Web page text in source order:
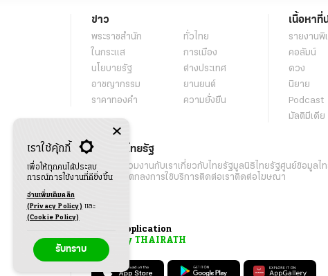
ข่าว
พระราชสำนัก
ทั่วไทย
ในกระแส
การเมือง
นโยบายรัฐ
ต่างประเทศ
อาชญากรรม
ยานยนต์
ราคาทองคำ
ความยั่งยืน
เนื้อหาที่
รายงานพิ
คอลัมน์
ดวง
นิยาย
Podcast
มัลติมีเดีย
เกี่ยวกับไทยรัฐ
กิจกรรม ร่วมงานกับเราเกี่ยวกับไทยรัฐมูลนิธิไทยรัฐศูนย์ข้อมูลไ
เงื่อนไขข้อตกลงการใช้บริการติดต่อเราติดต่อโฆษณา
Application
My THAIRATH
เราใช้คุ้กกี้
เพื่อให้ทุกคนได้ประสบ
การณ์การใช้งานที่ดียิ่งขึ้น
อ่านเพิ่มเติมคลิก
(Privacy Policy) และ
(Cookie Policy)
รับทราบ